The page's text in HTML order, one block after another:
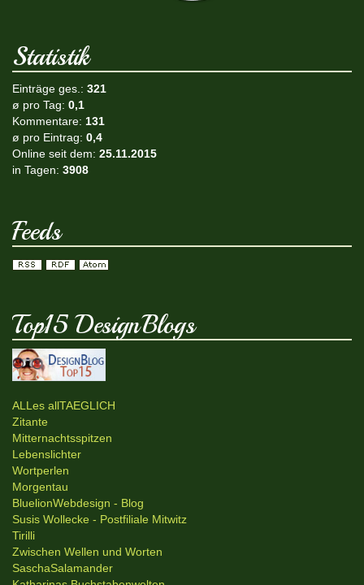
Statistik
Einträge ges.: 321
ø pro Tag: 0,1
Kommentare: 131
ø pro Eintrag: 0,4
Online seit dem: 25.11.2015
in Tagen: 3908
Feeds
Top15 DesignBlogs
ALLes allTAEGLICH
Zitante
Mitternachtsspitzen
Lebenslichter
Wortperlen
Morgentau
BluelionWebdesign - Blog
Susis Wollecke - Postfiliale Mitwitz
Tirilli
Zwischen Wellen und Worten
SaschaSalamander